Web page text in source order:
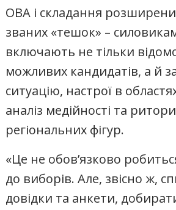
ОВА і складання
званих «тешок» –
включають не тільки
можливих кандидатів, а й
ситуацію, настрої в
аналіз медійності та
регіональних фігур.
«Це не обов’язково
до виборів. Але, звісно ж,
довідки та анкети,